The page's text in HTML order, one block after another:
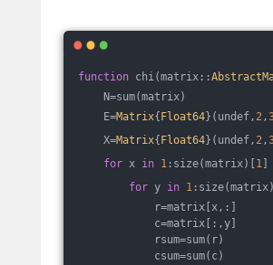
function chi(matrix::
N=sum(matrix)
E=Matrix{ Float64}(undef, 2,
X=Matrix{ Float64}(undef, 2,
for x in 1 :size(matrix)[ 1
for y in 1
r=matrix[x,:]
c=matrix[:,y]
rsum=sum(r)
csum=sum(c)